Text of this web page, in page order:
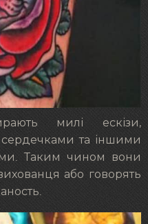
милі ескізи,
та іншими
Таким чином вони
або говорять